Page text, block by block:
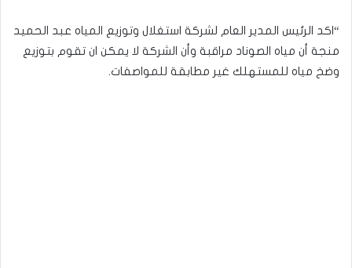
“اكد الرئيس المدير العام لشركة استغلال وتوزيع المياه عبد الحميد
منجة أن مياه الصوناد مراقبة وأن الشركة لا يمكن ان تقوم بتوزيع
وضخ مياه للمستهلك غير مطابقة للمواصفات.